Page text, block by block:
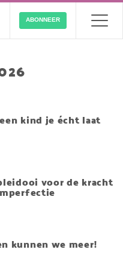
ABONNEER
kind je écht laat
voor de kracht
kunnen we meer!